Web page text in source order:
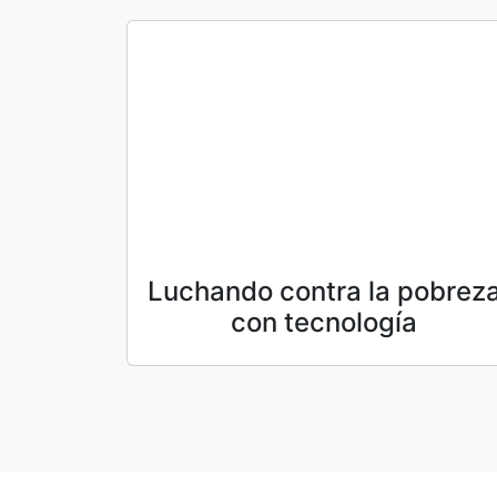
Luchando contra la
con tecnología